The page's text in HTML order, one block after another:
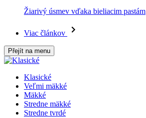
Žiarivý úsmev vďaka bieliacim pastám
Viac článkov
Přejít na menu
Klasické
Veľmi mäkké
Mäkké
Stredne mäkké
Stredne tvrdé